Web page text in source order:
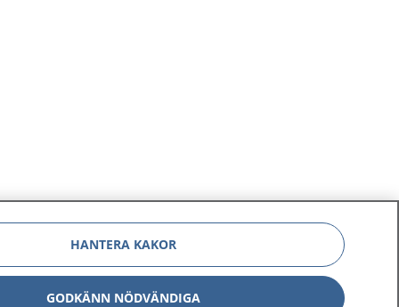
HANTERA KAKOR
GODKÄNN NÖDVÄNDIGA